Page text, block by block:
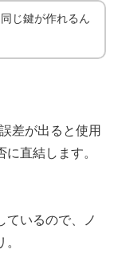
じ鍵が作れるん
差が出ると使用
直結します。
ているので、ノ